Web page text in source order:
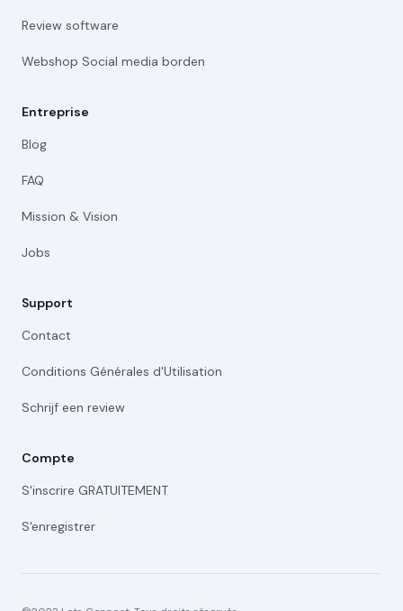
Review software
Webshop Social media borden
Entreprise
Blog
FAQ
Mission & Vision
Jobs
Support
Contact
Conditions Générales d'Utilisation
Schrijf een review
Compte
S'inscrire GRATUITEMENT
S'enregistrer